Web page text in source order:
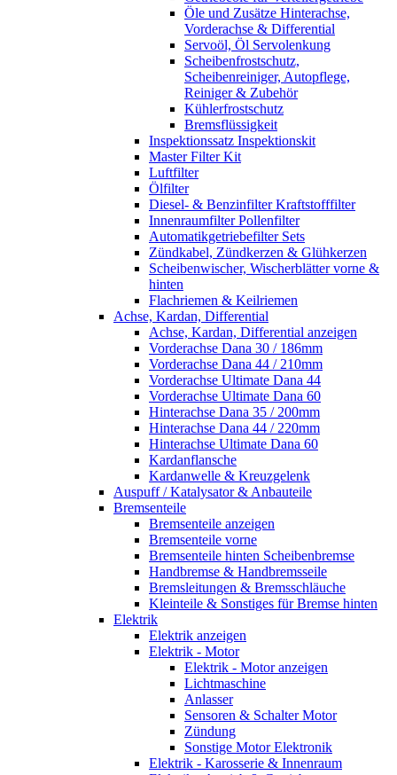
Öle und Zusätze Hinterachse,
Vorderachse & Differential
Servoöl, Öl Servolenkung
Scheibenfrostschutz,
Scheibenreiniger, Autopflege,
Reiniger & Zubehör
Kühlerfrostschutz
Bremsflüssigkeit
Inspektionssatz Inspektionskit
Master Filter Kit
Luftfilter
Ölfilter
Diesel- & Benzinfilter Kraftstofffilter
Innenraumfilter Pollenfilter
Automatikgetriebefilter Sets
Zündkabel, Zündkerzen & Glühkerzen
Scheibenwischer, Wischerblätter vorne &
hinten
Flachriemen & Keilriemen
Achse, Kardan, Differential
Achse, Kardan, Differential anzeigen
Vorderachse Dana 30 / 186mm
Vorderachse Dana 44 / 210mm
Vorderachse Ultimate Dana 44
Vorderachse Ultimate Dana 60
Hinterachse Dana 35 / 200mm
Hinterachse Dana 44 / 220mm
Hinterachse Ultimate Dana 60
Kardanflansche
Kardanwelle & Kreuzgelenk
Auspuff / Katalysator & Anbauteile
Bremsenteile
Bremsenteile anzeigen
Bremsenteile vorne
Bremsenteile hinten Scheibenbremse
Handbremse & Handbremsseile
Bremsleitungen & Bremsschläuche
Kleinteile & Sonstiges für Bremse hinten
Elektrik
Elektrik anzeigen
Elektrik - Motor
Elektrik - Motor anzeigen
Lichtmaschine
Anlasser
Sensoren & Schalter Motor
Zündung
Sonstige Motor Elektronik
Elektrik - Karosserie & Innenraum